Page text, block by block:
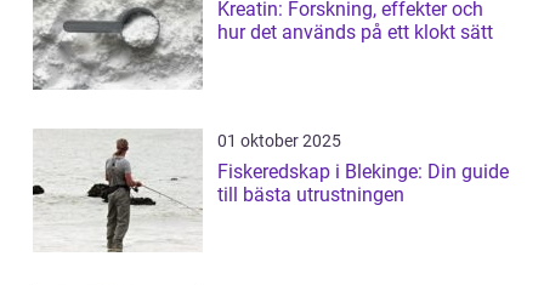
Kreatin: Forskning, effekter och
hur det används på ett klokt sätt
01 oktober 2025
Fiskeredskap i Blekinge: Din guide
till bästa utrustningen